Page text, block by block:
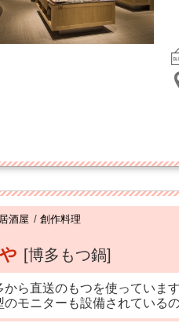
居酒屋 / 創作料理
[博多もつ鍋]
から直送のもつを使っていま
のモニターも設備されている